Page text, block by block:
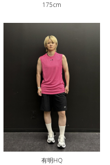
175cm
有明HQ